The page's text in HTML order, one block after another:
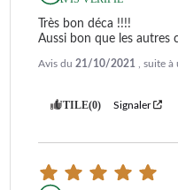
Très bon déca !!!!
Aussi bon que les autres
Avis du 21/10/2021 , suite
UTILE(0) Signaler